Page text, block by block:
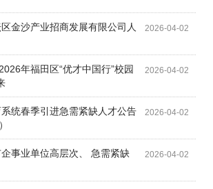
2026-04-02
金沙产业招商发展有限公司人
2026-04-02
年福田区“优才中国行”校园
2026-04-02
统春季引进急需紧缺人才公告
2026-04-02
事业单位高层次、 急需紧缺